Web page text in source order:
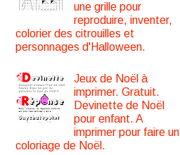
une grille pour
reproduire, inventer,
colorier des citrouilles et
personnages d'Halloween.
Jeux de Noël à
imprimer. Gratuit.
Devinette de Noël
pour enfant. A
imprimer pour faire un
coloriage de Noël.